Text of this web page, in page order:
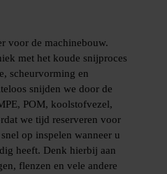
voor de machinebouw.
met het koude snijproces
scheurvorming en
snijden we door de
POM, koolstofvezel,
we tijd reserveren voor
op inspelen wanneer u
heeft. Denk hierbij aan
flenzen en vele andere